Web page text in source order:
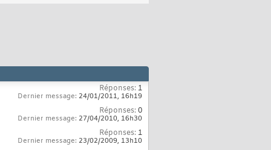
Réponses: 1
Dernier message: 24/01/2011, 16h19
Réponses:0
Dernier message: 27/04/2010, 16h30
Réponses: 1
Dernier message: 23/02/2009, 13h10